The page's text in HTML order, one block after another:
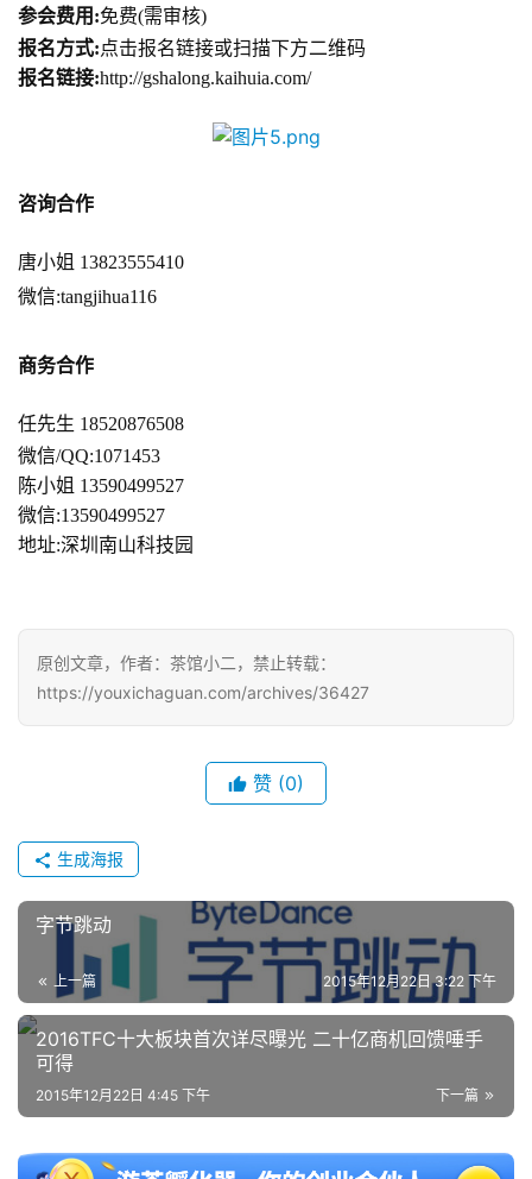
参会费用:免费(需审核)
报名方式:点击报名链接或扫描下方二维码
报名链接:http://gshalong.kaihuia.com/
咨询合作
唐小姐 13823555410
微信:tangjihua116
商务合作
任先生 18520876508
微信/QQ:1071453
陈小姐 13590499527
微信:13590499527
地址:深圳南山科技园
原创文章，作者：茶馆小二，禁止转载：
https://youxichaguan.com/archives/36427
赞 (0)
生成海报
字节跳动
上一篇 2015年12月22日 3:22 下午
2016TFC十大板块首次详尽曝光 二十亿商机回馈唾手
可得
下一篇
2015年12月22日 4:45 下午